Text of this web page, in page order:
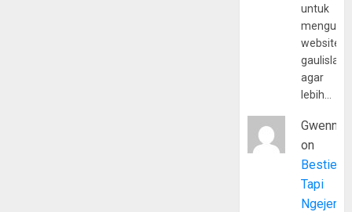
untuk
website
agar
lebih…
Gwenny
on
Bestie
Tapi